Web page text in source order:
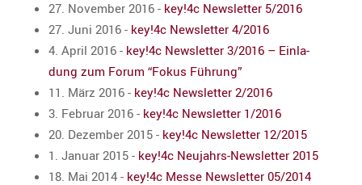
27. November 2016 - key!4c Newsletter 5/2016
27. Juni 2016 - key!4c Newsletter 4/2016
4. April 2016 - key!4c Newsletter 3/2016 – Einla­
dung zum Forum “Fokus Führung”
11. März 2016 - key!4c Newsletter 2/2016
3. Februar 2016 - key!4c Newsletter 1/2016
20. Dezember 2015 - key!4c Newsletter 12/2015
1. Januar 2015 - key!4c Neujahrs-Newsletter 2015
18. Mai 2014 - key!4c Messe Newsletter 05/2014